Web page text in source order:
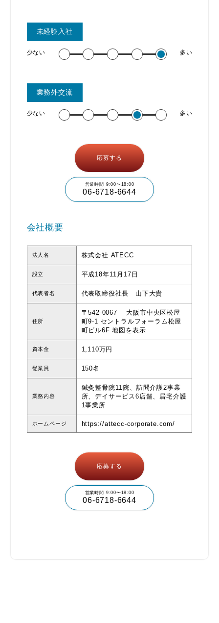
未経験入社
少ない 多い
業務外交流
少ない 多い
応募する
営業時間 9:00〜18:00
06-6718-6644
会社概要
法人名 株式会社 ATECC
設立 平成18年11月17日
代表者名 代表取締役社長 山下大貴
住所
〒542-0067 大阪市中央区松屋
町9-1 セントラルフォーラム松屋
町ビル6F地図を表示
資本金 1,110万円
従業員 150名
業務内容
鍼灸整骨院11院、訪問介護2事業
所、デイサービス6店舗、居宅介護
1事業所
ホームページ https://attecc-corporate.com/
応募する
営業時間 9:00〜18:00
06-6718-6644